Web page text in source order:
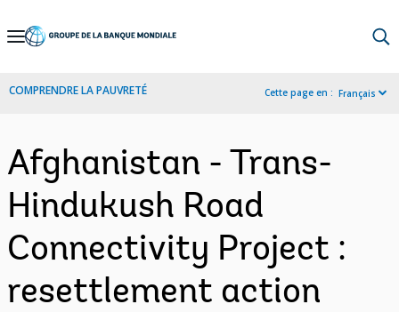
Skip
Navigation
COMPRENDRE LA PAUVRETÉ Cette page en : Français
Afghanistan - Trans-
Hindukush Road
Connectivity Project :
resettlement action